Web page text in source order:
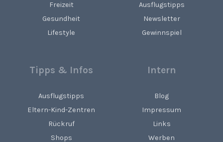
Freizeit
Gesundheit
Lifestyle
Ausflugstipps
Newsletter
Gewinnspiel
Tipps & Infos
Ausflugstipps
Eltern-Kind-Zentren
Rückruf
Shops
Intern
Blog
Impressum
Links
Werben